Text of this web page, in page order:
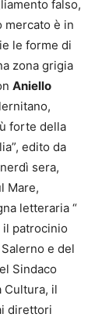
falso,
mercato è in
le forme di
zona grigia
Aniello
forte della
edito da
sera,
Mare,
letteraria “
il patrocinio
e del
Sindaco
Cultura, il
direttori